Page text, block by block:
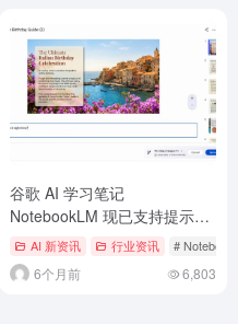
# 人工智能 # 智能体
谷歌 AI 学习笔记
NotebookLM 现已支持提示词
引导修改与幻灯导出等功能
AI 新资讯 行业资讯 #
6个月前 6,803